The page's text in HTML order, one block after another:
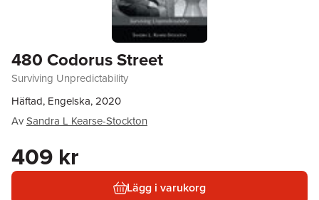
480 Codorus Street
Surviving Unpredictability
Häftad, Engelska, 2020
AvSandra L Kearse-Stockton
409 kr
Lägg i varukorg